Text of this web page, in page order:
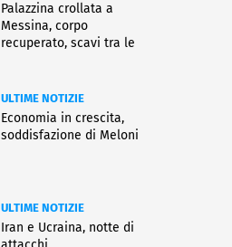
Palazzina crollata a
Messina, corpo
recuperato, scavi tra le
ULTIME NOTIZIE
Economia in crescita,
soddisfazione di Meloni
ULTIME NOTIZIE
Iran e Ucraina, notte di